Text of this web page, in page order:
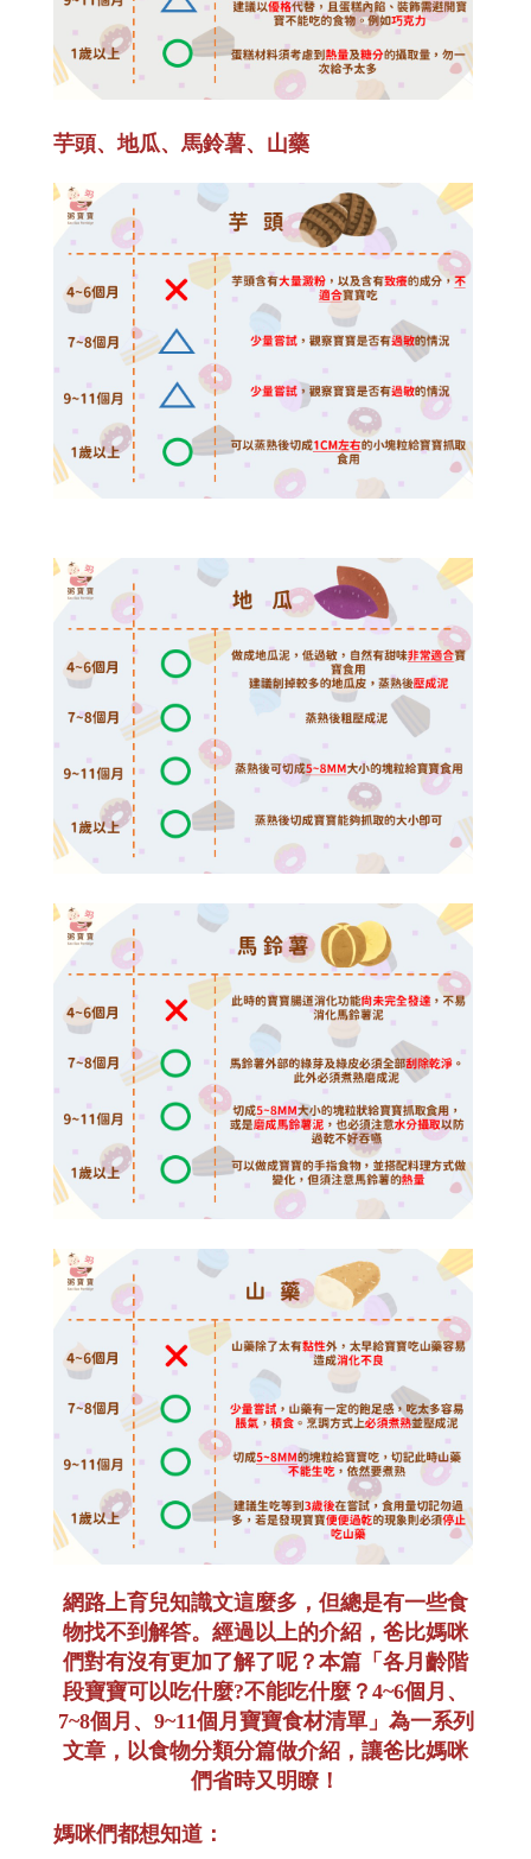
芋頭、地瓜、馬鈴薯、山藥
網路上育兒知識文這麼多，但總是有一些食
物找不到解答。經過以上的介紹，爸比媽咪
們對有沒有更加了解了呢？本篇「各月齡階
段寶寶可以吃什麼?不能吃什麼？4~6個月、
7~8個月、9~11個月寶寶食材清單」為一系列
文章，以食物分類分篇做介紹，讓爸比媽咪
們省時又明瞭！
媽咪們都想知道：